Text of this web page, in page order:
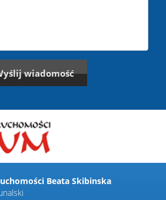
Beata Skibinska